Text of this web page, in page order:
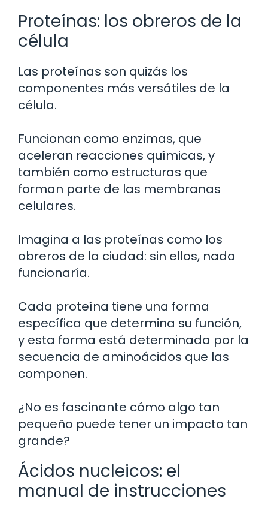
Proteínas: los obreros de la
célula
Las proteínas son quizás los
componentes más versátiles de la
célula.
Funcionan como enzimas, que
aceleran reacciones químicas, y
también como estructuras que
forman parte de las membranas
celulares.
Imagina a las proteínas como los
obreros de la ciudad: sin ellos, nada
funcionaría.
Cada proteína tiene una forma
específica que determina su función,
y esta forma está determinada por la
secuencia de aminoácidos que las
componen.
¿No es fascinante cómo algo tan
pequeño puede tener un impacto tan
grande?
Ácidos nucleicos: el
manual de instrucciones